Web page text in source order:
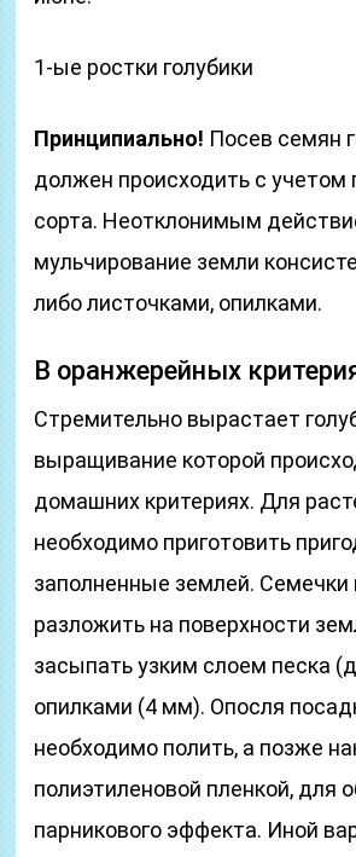
1-ые ростки голубики
Принципиально! Посев семян
должен происходить с учетом
сорта. Неотклонимым
мульчирование земли
либо листочками, опилками.
В оранжерейных
Стремительно вырастает
выращивание которой
домашних критериях. Для
необходимо приготовить
заполненные землей.
разложить на поверхности
засыпать узким слоем песка
опилками (4 мм). Опосля
необходимо полить, а позже
полиэтиленовой пленкой, для
парникового эффекта. Иной